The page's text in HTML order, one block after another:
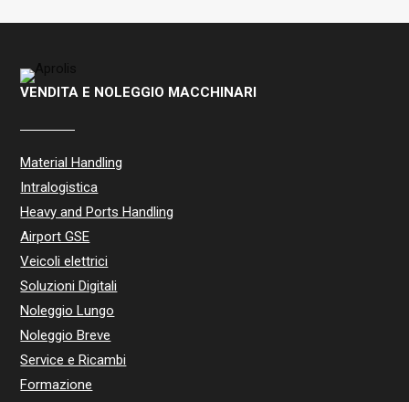
VENDITA E NOLEGGIO MACCHINARI
Material Handling
Intralogistica
Heavy and Ports Handling
Airport GSE
Veicoli elettrici
Soluzioni Digitali
Noleggio Lungo
Noleggio Breve
Service e Ricambi
Formazione